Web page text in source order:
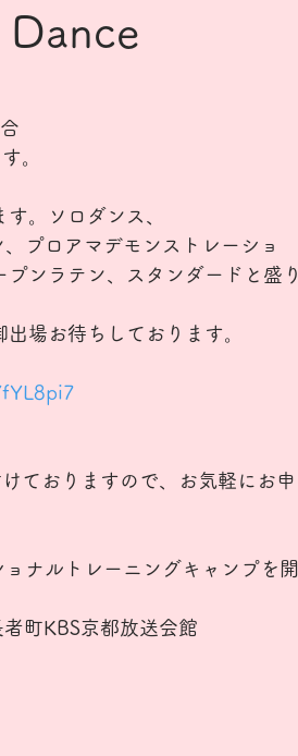
Dance
す。
。ソロダンス、
プロアマデモンストレーショ
ンラテン、スタンダードと盛り
場お待ちしております。
ておりますので、お気軽にお申
ナルトレーニングキャンプを開
町KBS京都放送会館